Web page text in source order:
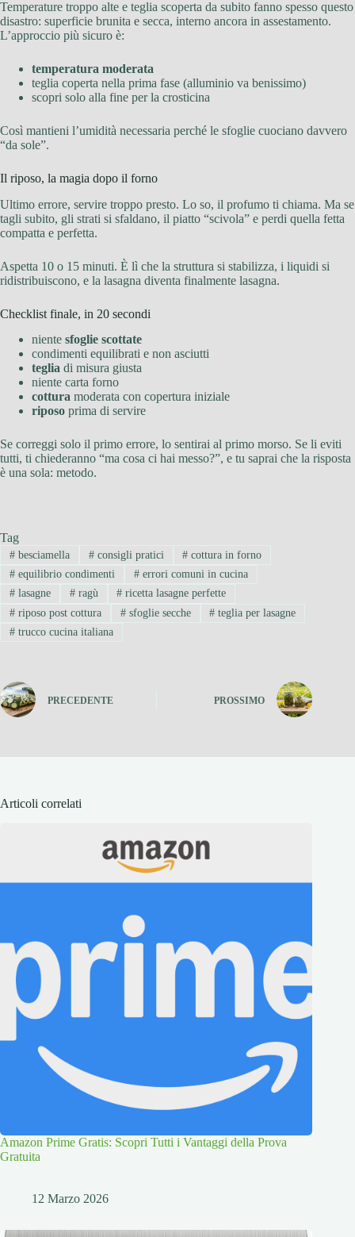
Temperature troppo alte e teglia scoperta da subito fanno spesso questo
disastro: superficie brunita e secca, interno ancora in assestamento.
L’approccio più sicuro è:
temperatura moderata
teglia coperta nella prima fase (alluminio va benissimo)
scopri solo alla fine per la crosticina
Così mantieni l’umidità necessaria perché le sfoglie cuociano davvero
“da sole”.
Il riposo, la magia dopo il forno
Ultimo errore, servire troppo presto. Lo so, il profumo ti chiama. Ma se
tagli subito, gli strati si sfaldano, il piatto “scivola” e perdi quella fetta
compatta e perfetta.
Aspetta 10 o 15 minuti. È lì che la struttura si stabilizza, i liquidi si
ridistribuiscono, e la lasagna diventa finalmente lasagna.
Checklist finale, in 20 secondi
niente sfoglie scottate
condimenti equilibrati e non asciutti
teglia di misura giusta
niente carta forno
cottura moderata con copertura iniziale
riposo prima di servire
Se correggi solo il primo errore, lo sentirai al primo morso. Se li eviti
tutti, ti chiederanno “ma cosa ci hai messo?”, e tu saprai che la risposta
è una sola: metodo.
Tag
#besciamella #consigli pratici # cottura in forno
#equilibrio condimenti #errori comuni in cucina
#lasagne #ragù # ricetta lasagne perfette
#riposo post cottura #sfoglie secche # teglia per lasagne
#trucco cucina italiana
PRECEDENTE PROSSIMO
Articoli correlati
Amazon Prime Gratis: Scopri Tutti i Vantaggi della Prova
Gratuita
12 Marzo 2026